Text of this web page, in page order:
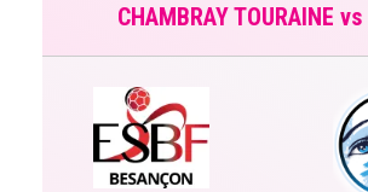
CHAMBRAY TOURAINE